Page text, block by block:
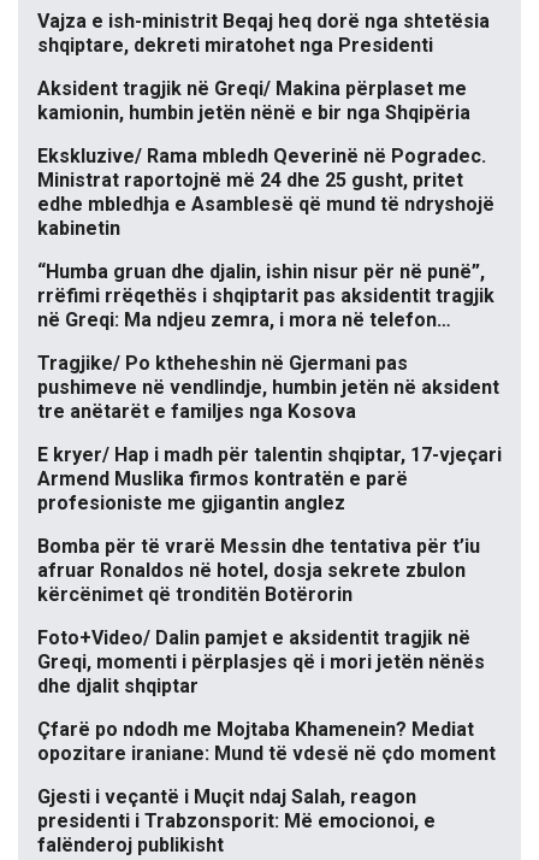
Vajza e ish-ministrit Beqaj heq dorë nga shtetësia
shqiptare, dekreti miratohet nga Presidenti
Aksident tragjik në Greqi/ Makina përplaset me
kamionin, humbin jetën nënë e bir nga Shqipëria
Ekskluzive/ Rama mbledh Qeverinë në Pogradec.
Ministrat raportojnë më 24 dhe 25 gusht, pritet
edhe mbledhja e Asamblesë që mund të ndryshojë
kabinetin
“Humba gruan dhe djalin, ishin nisur për në punë”,
rrëfimi rrëqethës i shqiptarit pas aksidentit tragjik
në Greqi: Ma ndjeu zemra, i mora në telefon…
Tragjike/ Po ktheheshin në Gjermani pas
pushimeve në vendlindje, humbin jetën në aksident
tre anëtarët e familjes nga Kosova
E kryer/ Hap i madh për talentin shqiptar, 17-vjeçari
Armend Muslika firmos kontratën e parë
profesioniste me gjigantin anglez
Bomba për të vrarë Messin dhe tentativa për t’iu
afruar Ronaldos në hotel, dosja sekrete zbulon
kërcënimet që tronditën Botërorin
Foto+Video/ Dalin pamjet e aksidentit tragjik në
Greqi, momenti i përplasjes që i mori jetën nënës
dhe djalit shqiptar
Çfarë po ndodh me Mojtaba Khamenein? Mediat
opozitare iraniane: Mund të vdesë në çdo moment
Gjesti i veçantë i Muçit ndaj Salah, reagon
presidenti i Trabzonsporit: Më emocionoi, e
falënderoj publikisht